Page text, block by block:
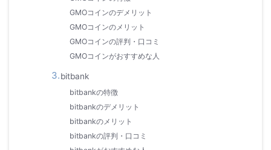
GMOコインのデメリット
GMOコインのメリット
GMOコインの評判・口コミ
GMOコインがおすすめな人
bitbank
bitbankの特徴
bitbankのデメリット
bitbankのメリット
bitbankの評判・口コミ